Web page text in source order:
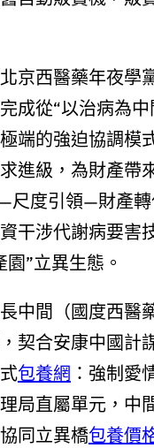
京西醫藥年夜學
成從“以治病為
端的強迫協調模
進級，為財產帶
尺度引領—財產轉
干涉代謝病要害
”立異生態。
中間（國度西醫
契合安康中國計
包養網 ：強制愛
局直屬單元，中
同立異橋包養價